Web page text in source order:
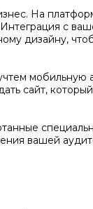
На
с
дизайну,
мобильную
сайт,
вашей